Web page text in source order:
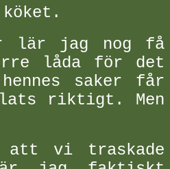
lär jag nog få
låda för det
saker får
riktigt. Men
att vi traskade